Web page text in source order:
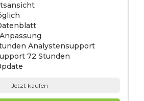
Analystensupport
72 Stunden
Jetzt kaufen